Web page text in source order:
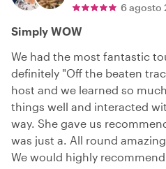
6 agosto
Simply WOW
We had the most fantastic
definitely "Off the beaten
host and we learned so
things well and interacted
way. She gave us
was just a. All round
We would highly